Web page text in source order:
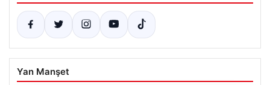
Yan Manşet